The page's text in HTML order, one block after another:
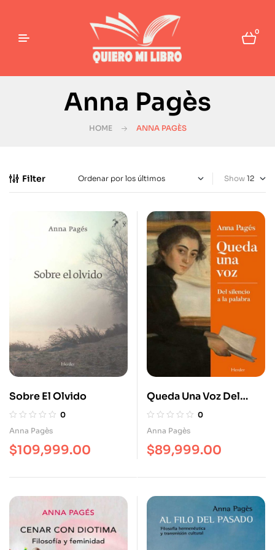
0
Anna Pagès
HOME ANNA PAGÈS
Filter Show
Sobre El Olvido
0
Anna Pagès
$109,999.00
Queda Una Voz Del
Silencio A La Palabra
0
Anna Pagès
$89,999.00